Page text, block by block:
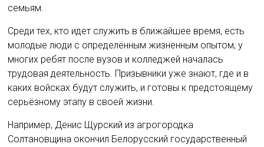
семьям.
Среди тех, кто идет служить в ближайшее время, есть
молодые люди с определённым жизненным опытом, у
многих ребят после вузов и колледжей началась
трудовая деятельность. Призывники уже знают, где и в
каких войсках будут служить, и готовы к предстоящему
серьёзному этапу в своей жизни.
Например, Денис Щурский из агрогородка
Солтановщина окончил Белорусский государственный